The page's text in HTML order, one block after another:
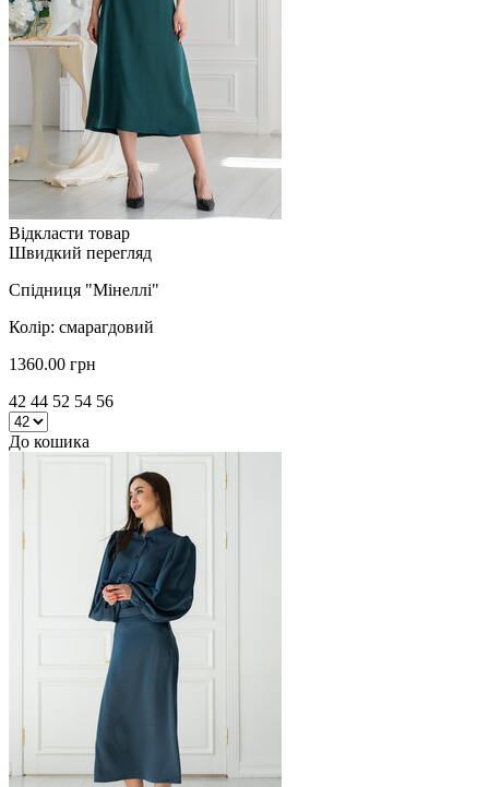
Відкласти товар
Швидкий перегляд
Спідниця "Мінеллі"
Колір: смарагдовий
1360.00 грн
42 44 52 54 56
До кошика